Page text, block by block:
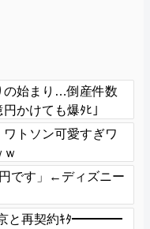
の始まり…倒産件数
かけても爆ﾀﾋ」
ワトソン可愛すぎワ
です」←ディズニー
京と再契約ｷﾀ━━━━